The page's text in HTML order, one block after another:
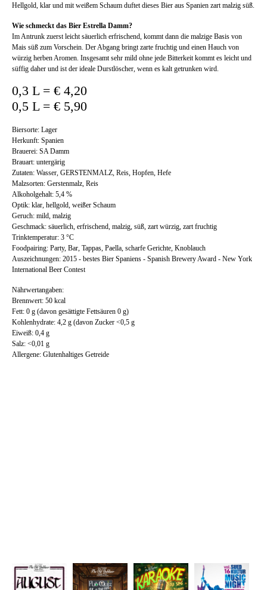
Hellgold, klar und mit weißem Schaum duftet dieses Bier aus Spanien zart malzig süß.
Wie schmeckt das Bier Estrella Damm?
Im Antrunk zuerst leicht säuerlich erfrischend, kommt dann die malzige Basis von
Mais süß zum Vorschein. Der Abgang bringt zarte fruchtig und einen Hauch von
würzig herben Aromen. Insgesamt sehr mild ohne jede Bitterkeit kommt es leicht und
süffig daher und ist der ideale Durstlöscher, wenn es kalt getrunken wird.
0,3 L = € 4,20
0,5 L = € 5,90
Biersorte: Lager
Herkunft: Spanien
Brauerei: SA Damm
Brauart: untergärig
Zutaten: Wasser, GERSTENMALZ, Reis, Hopfen, Hefe
Malzsorten: Gerstenmalz, Reis
Alkoholgehalt: 5,4 %
Optik: klar, hellgold, weißer Schaum
Geruch: mild, malzig
Geschmack: säuerlich, erfrischend, malzig, süß, zart würzig, zart fruchtig
Trinktemperatur: 3 °C
Foodpairing: Party, Bar, Tappas, Paella, scharfe Gerichte, Knoblauch
Auszeichnungen: 2015 - bestes Bier Spaniens - Spanish Brewery Award - New York
International Beer Contest
Nährwertangaben:
Brennwert: 50 kcal
Fett: 0 g (davon gesättigte Fettsäuren 0 g)
Kohlenhydrate: 4,2 g (davon Zucker <0,5 g
Eiweiß: 0,4 g
Salz: <0,01 g
Allergene: Glutenhaltiges Getreide